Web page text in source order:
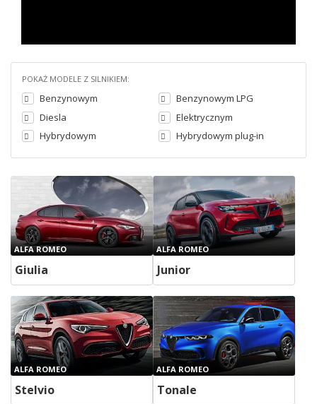
POKAŻ MODELE Z SILNIKIEM:
Benzynowym
Benzynowym LPG
Diesla
Elektrycznym
Hybrydowym
Hybrydowym plug-in
ALFA ROMEO
Giulia
ALFA ROMEO
Junior
ALFA ROMEO
Stelvio
ALFA ROMEO
Tonale